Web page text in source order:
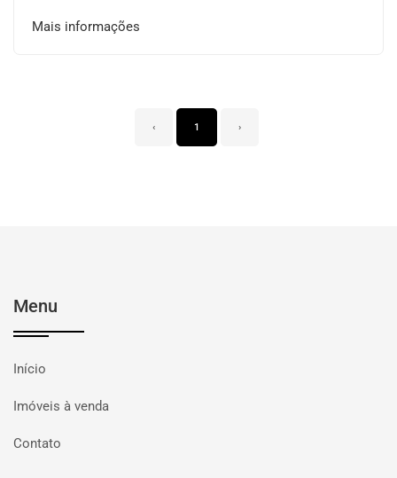
Mais informações
‹ 1 ›
Menu
Início
Imóveis à venda
Contato